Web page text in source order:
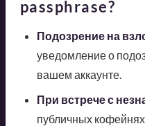
passphrase?
Подозрение на
уведомление о
вашем аккаунте.
При встрече с
публичных